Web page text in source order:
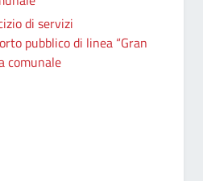
di servizi
pubblico di linea “Gran
comunale